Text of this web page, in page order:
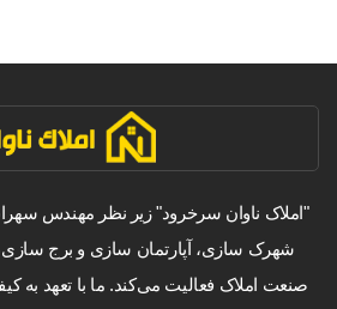
"املاک ناوان سرخرود" زیر نظر مهندس
شهرک سازی، آپارتمان سازی و برج سازی،
صنعت املاک فعالیت می‌کند. ما با تعهد به